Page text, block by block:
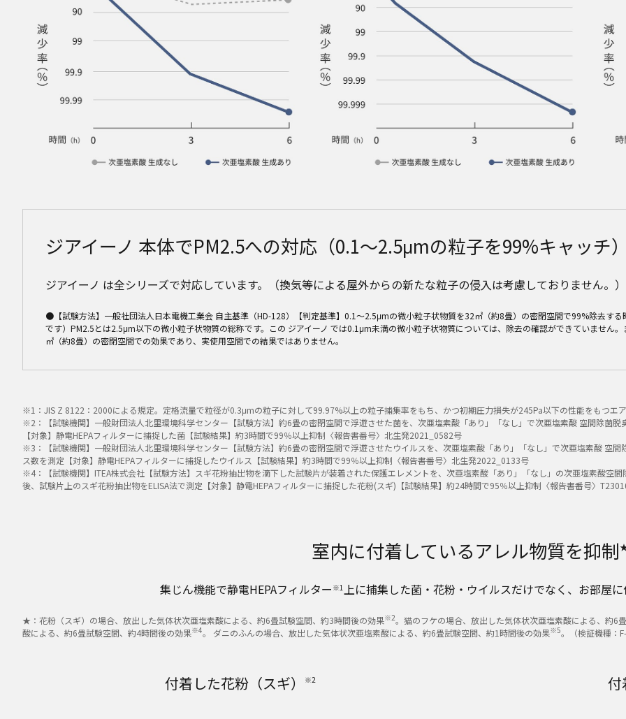
ジアイーノ 本体でPM2.5への対応（0.1～2.5μmの粒子を99%キャッチ
ジアイーノ は全シリーズで対応しています。（換気等による屋外からの新たな粒子の侵入は考慮しておりません。）
●【試験方法】一般社団法人日本電機工業会 自主基準（HD-128）【判定基準】0.1～2.5μmの微小粒子状物質を32㎥（約8畳）の密閉空間で99%除去す
です）PM2.5とは2.5μm以下の微小粒子状物質の総称です。この ジアイーノ では0.1μm未満の微小粒子状物質については、除去の確認ができていません
㎥（約8畳）の密閉空間での効果であり、実使用空間での結果ではありません。
※1：JIS Z 8122：2000による規定。定格流量で粒径が0.3μmの粒子に対して99.97%以上の粒子捕集率をもち、かつ初期圧力損失が245Pa以下の性能をもつエ
※2：【試験機関】一般財団法人北里環境科学センター【試験方法】約6畳の密閉空間で浮遊させた菌を、次亜塩素酸「あり」「なし」で次亜塩素酸 空間除菌
【対象】静電HEPAフィルターに捕捉した菌【試験結果】約3時間で99％以上抑制〈報告書番号〉北生発2021_0582号
※3：【試験機関】一般財団法人北里環境科学センター【試験方法】約6畳の密閉空間で浮遊させたウイルスを、次亜塩素酸「あり」「なし」で次亜塩素酸 空
ス数を測定【対象】静電HEPAフィルターに捕捉したウイルス【試験結果】約3時間で99％以上抑制〈報告書番号〉北生発2022_0133号
※4：【試験機関】ITEA株式会社【試験方法】スギ花粉抽出物を滴下した試験片が装着された保護エレメントを、次亜塩素酸「あり」「なし」の次亜塩素酸空
後、試験片上のスギ花粉抽出物をELISA法で測定【対象】静電HEPAフィルターに捕捉した花粉(スギ)【試験結果】約24時間で95％以上抑制〈報告書番号〉
室内に付着しているアレル物質を抑制
集じん機能で静電HEPAフィルター ※1上に捕集した菌・花粉・ウイルスだけでなく、お部屋
★：花粉（スギ）の場合、放出した気体状次亜塩素酸による、約6畳試験空間、約3時間後の効果※2。猫のフケの場合、放出した気体状次亜塩素酸による、約6
酸による、約6畳試験空間、約4時間後の効果※4。 ダニのふんの場合、放出した気体状次亜塩素酸による、約6畳試験空間、約1時間後の効果※5。（検証機種：
付着した花粉（スギ） ※2 付